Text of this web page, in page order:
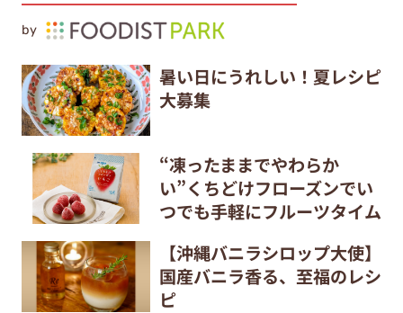
by
暑い日にうれしい！夏レシピ
大募集
“凍ったままでやわらか
い”くちどけフローズンでい
つでも手軽にフルーツタイム
【沖縄バニラシロップ大使】
国産バニラ香る、至福のレシ
ピ